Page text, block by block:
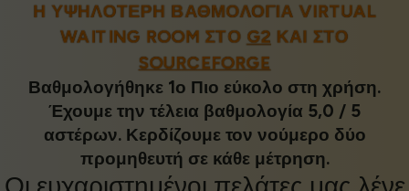
Η ΥΨΗΛΌΤΕΡΗ ΒΑΘΜΟΛΟΓΊΑ VIRTUAL
WAITING ROOM ΣΤΟ G2 ΚΑΙ ΣΤΟ
SOURCEFORGE
Βαθμολογήθηκε 1ο Πιο εύκολο στη χρήση.
Έχουμε την τέλεια βαθμολογία 5,0 / 5
αστέρων. Κερδίζουμε τον νούμερο δύο
προμηθευτή σε κάθε μέτρηση.